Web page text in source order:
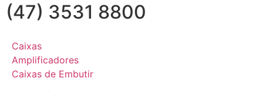
(47) 3531 8800
Caixas
Amplificadores
Caixas de Embutir